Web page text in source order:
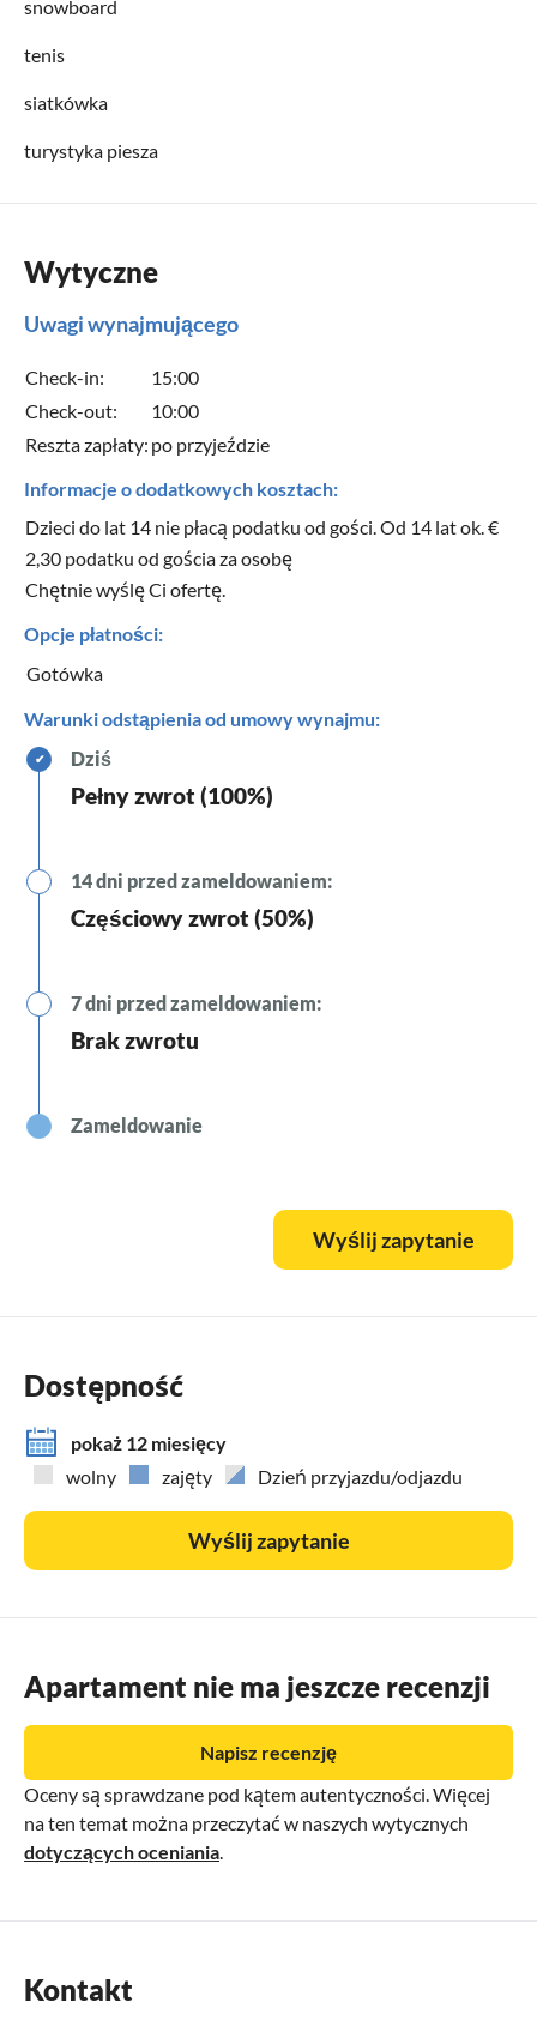
snowboard
tenis
siatkówka
turystyka piesza
Wytyczne
Uwagi wynajmującego
Check-in:
15:00
Check-out:
10:00
Reszta zapłaty: po przyjeździe
Informacje o dodatkowych kosztach:
Dzieci do lat 14 nie płacą podatku od gości. Od 14 lat ok. €
2,30 podatku od gościa za osobę
Chętnie wyślę Ci ofertę.
Opcje płatności:
Gotówka
Warunki odstąpienia od umowy wynajmu:
✔ Dziś
Pełny zwrot (100%)
14 dni przed zameldowaniem:
Częściowy zwrot (50%)
7 dni przed zameldowaniem:
Brak zwrotu
Zameldowanie
Wyślij zapytanie
Dostępność
pokaż 12 miesięcy
wolny
zajęty Dzień przyjazdu/odjazdu
Wyślij zapytanie
Apartament nie ma jeszcze recenzji
Oceny są sprawdzane pod kątem autentyczności. Więcej
na ten temat można przeczytać w naszych wytycznych
dotyczących oceniania
Napisz recenzję
Kontakt